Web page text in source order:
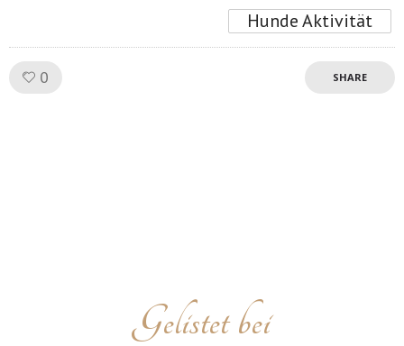
Hunde Aktivität
0 SHARE
Gelistet bei